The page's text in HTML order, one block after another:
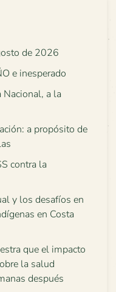
de 2026
e inesperado
Nacional, a la
a propósito de
contra la
y los desafíos en
en Costa
que el impacto
la salud
después